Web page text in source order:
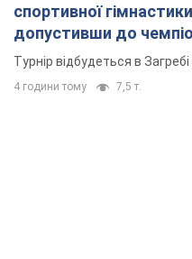
спортивної
допустивши до
основних спортсменів
Турнір відбудеться в
4 години тому 7,5 т.